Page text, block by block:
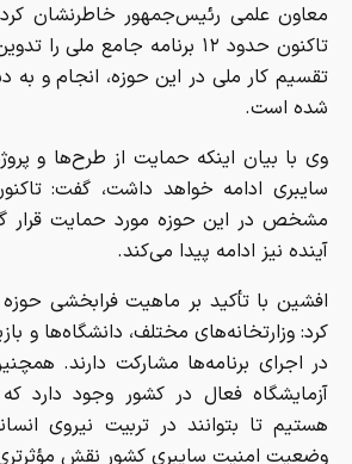
معاون علمی رئیس‌جمهور خاطرنشان
تاکنون حدود ۱۲ برنامه جامع
تقسیم کار ملی در این حوزه، انجام و به
شده است.
وی با بیان اینکه حمایت از طرح‌ها و
مشخص در این حوزه مورد حمایت قرار
آینده نیز ادامه پیدا می‌کند.
افشین با تأکید بر ماهیت فرابخشی
کرد: وزارتخانه‌های مختلف، دانشگاه‌ها و
در اجرای برنامه‌ها مشارکت دارند.
آزمایشگاه فعال در کشور وجود دارد
هستیم تا بتوانند در تربیت نیروی
وضعیت امنیت سایبری کشور نقش مؤثرتری